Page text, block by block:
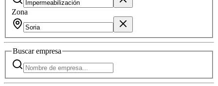
Zona
Buscarempresa